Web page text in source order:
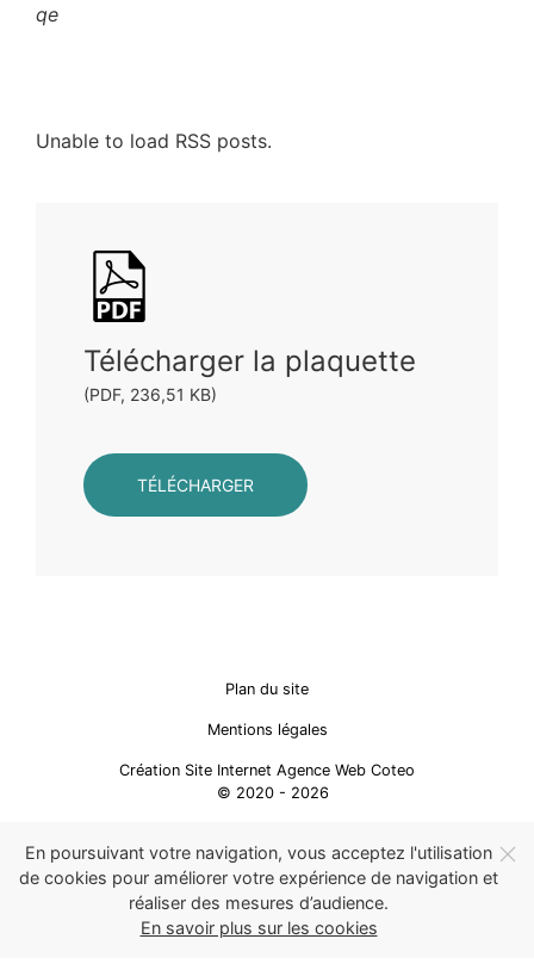
qe
Unable to load RSS posts.
Télécharger la plaquette
(PDF, 236,51 KB)
TÉLÉCHARGER
Plan du site
Mentions légales
Création Site Internet Agence Web Coteo
© 2020 - 2026
En poursuivant votre navigation, vous acceptez l'utilisation
de cookies pour améliorer votre expérience de navigation et
réaliser des mesures d’audience.
En savoir plus sur les cookies